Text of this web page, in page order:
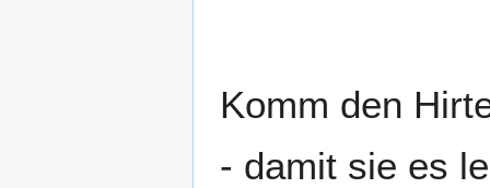
Komm den
- damit sie es